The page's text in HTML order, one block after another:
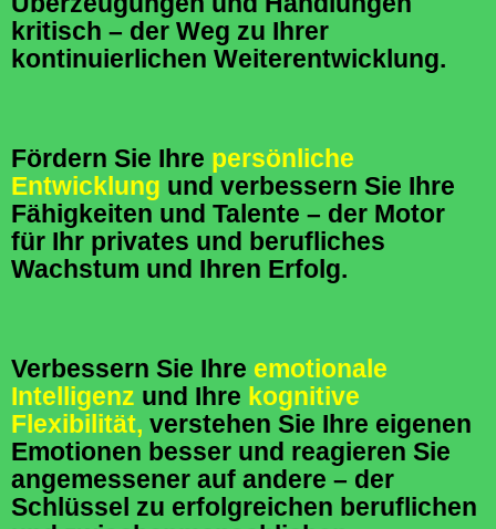
kritisch – der Weg zu Ihrer
kontinuierlichen Weiterentwicklung.
Fördern Sie Ihre persönliche
Entwicklung und verbessern Sie Ihre
Fähigkeiten und Talente – der Motor
für Ihr privates und berufliches
Wachstum und Ihren Erfolg.
Verbessern Sie Ihre emotionale
Intelligenz und Ihre kognitive
Flexibilität, verstehen Sie Ihre eigenen
Emotionen besser und reagieren Sie
angemessener auf andere – der
Schlüssel zu erfolgreichen beruflichen